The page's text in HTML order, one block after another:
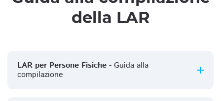
della LAR
LAR per Persone Fisiche - Guida alla
compilazione